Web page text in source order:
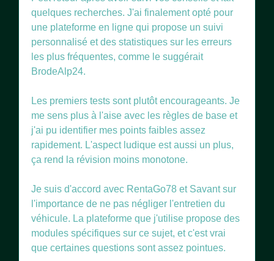
quelques recherches. J'ai finalement opté pour
une plateforme en ligne qui propose un suivi
personnalisé et des statistiques sur les erreurs
les plus fréquentes, comme le suggérait
BrodeAlp24.
Les premiers tests sont plutôt encourageants. Je
me sens plus à l'aise avec les règles de base et
j'ai pu identifier mes points faibles assez
rapidement. L'aspect ludique est aussi un plus,
ça rend la révision moins monotone.
Je suis d'accord avec RentaGo78 et Savant sur
l'importance de ne pas négliger l'entretien du
véhicule. La plateforme que j'utilise propose des
modules spécifiques sur ce sujet, et c'est vrai
que certaines questions sont assez pointues.